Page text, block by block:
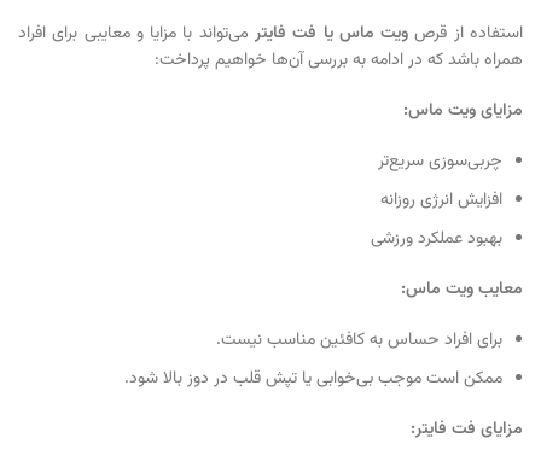
استفاده از قرص ویت ماس یا فت فایتر می‌تواند با مزایا و معایبی برای افراد
همراه باشد که در ادامه به بررسی آن‌ها خواهیم پرداخت:
مزایای ویت ماس:
چربی‌سوزی سریع‌تر
افزایش انرژی روزانه
بهبود عملکرد ورزشی
معایب ویت ماس:
برای افراد حساس به کافئین مناسب نیست.
ممکن است موجب بی‌خوابی یا تپش قلب در دوز بالا شود.
مزایای فت فایتر: